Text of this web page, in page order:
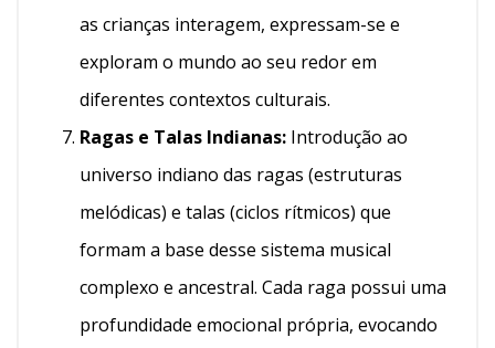
as crianças interagem, expressam-se e
exploram o mundo ao seu redor em
diferentes contextos culturais.
Ragas e Talas Indianas: Introdução ao
universo indiano das ragas (estruturas
melódicas) e talas (ciclos rítmicos) que
formam a base desse sistema musical
complexo e ancestral. Cada raga possui uma
profundidade emocional própria, evocando